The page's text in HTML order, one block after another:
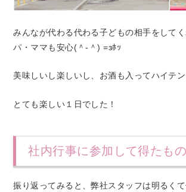
みんなが代わる代わる子どもの相手をして
パ・ママも安心(＾-＾) =зﾎｯ
美味しいし楽しいし、お酒も入ってハイテ
とても楽しい１日でした！
社内行事に参加して得たもの
振り返ってみると、弊社スタッフは明るく